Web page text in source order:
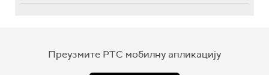
Преузмите РТС мобилну апликацију